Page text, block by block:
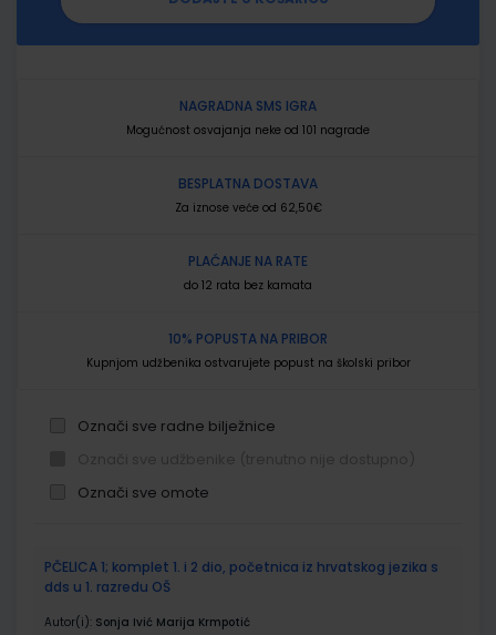
NAGRADNA SMS IGRA
Mogućnost osvajanja neke od 101 nagrade
BESPLATNA DOSTAVA
Za iznose veće od 62,50€
PLAĆANJE NA RATE
do 12 rata bez kamata
10% POPUSTA NA PRIBOR
Kupnjom udžbenika ostvarujete popust na školski pribor
Označi sve radne bilježnice
Označi sve omote
proizvodi
PČELICA 1; komplet 1. i 2 dio, početnica iz hrvatskog jezika s
dds u 1. razredu OŠ
Autor(i): Sonja Ivić Marija Krmpotić